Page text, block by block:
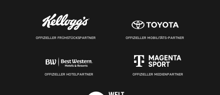
OFFIZIELLER FRÜHSTÜCKSPARTNER OFFIZIELLER MOBILITÄTS-PARTNER
OFFIZIELLER HOTELPARTNER OFFIZIELLER MEDIENPARTNER